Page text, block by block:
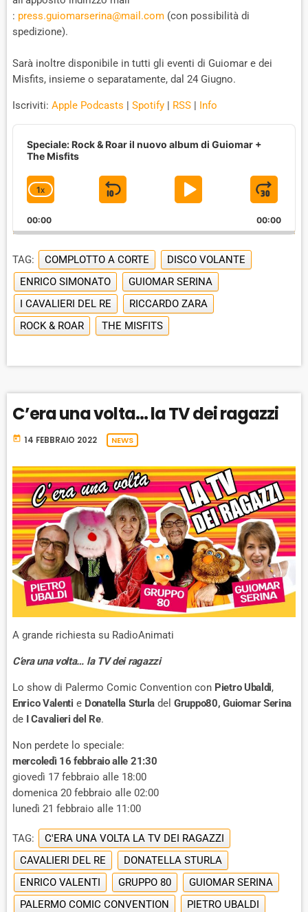
: press.guiomarserina@mail.com (con possibilità di
spedizione).
Sarà inoltre disponibile in tutti gli eventi di Guiomar e dei
Misfits, insieme o separatamente, dal 24 Giugno.
Iscriviti: Apple Podcasts | Spotify | RSS | Info
A
y
r
Speciale: Rock & Roar il nuovo album di Guiomar +
The Misfits
C
A
N
G
E
P
L
A
Y
B
R
T
1X
S
I
P
B
A
C
K
A
R
D
P
A
Y
P
A
U
J
U
M
R
D
00:00 00:00
TAG: COMPLOTTO A CORTE
DISCO VOLANTE
ENRICO SIMONATO
GUIOMAR SERINA
I CAVALIERI DEL RE
RICCARDO ZARA
ROCK & ROAR
THE MISFITS
C’era una volta… la TV dei ragazzi
today 14 FEBBRAIO 2022 NEWS
A grande richiesta su RadioAnimati
C’era una volta… la TV dei ragazzi
Lo show di Palermo Comic Convention con Pietro Ubaldi,
Enrico Valenti e Donatella Sturla delGruppo80, Guiomar Serina
de
I Cavalieri del Re.
Non perdete lo speciale:
mercoledì 16 febbraio alle 21:30
giovedì 17 febbraio alle 18:00
domenica 20 febbraio alle 02:00
lunedì 21 febbraio alle 11:00
TAG:
C'ERA UNA VOLTA LA TV DEI RAGAZZI
CAVALIERI DEL RE
DONATELLA STURLA
ENRICO VALENTI
GRUPPO 80
GUIOMAR SERINA
PALERMO COMIC CONVENTION
PIETRO UBALDI